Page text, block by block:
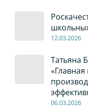
12.03.2026
Татьяна
06.03.2026